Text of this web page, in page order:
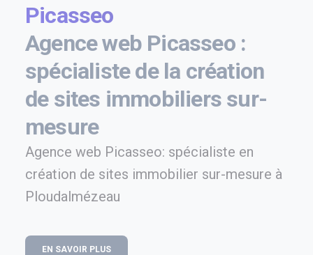
Picasseo
Agence web Picasseo :
spécialiste de la création
de sites immobiliers sur-
mesure
Agence web Picasseo: spécialiste en
création de sites immobilier sur-mesure à
Ploudalmézeau
EN SAVOIR PLUS